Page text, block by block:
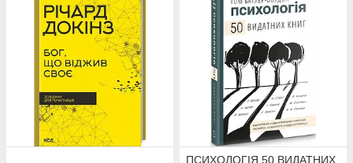
ПСИХОЛОГІЯ 50 ВИДАТНИХ